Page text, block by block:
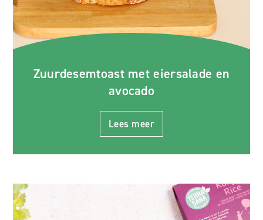
Zuurdesemtoast met eiersalade en
avocado
Lees meer